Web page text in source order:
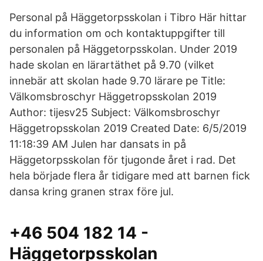
Personal på Häggetorpsskolan i Tibro Här hittar
du information om och kontaktuppgifter till
personalen på Häggetorpsskolan. Under 2019
hade skolan en lärartäthet på 9.70 (vilket
innebär att skolan hade 9.70 lärare pe Title:
Välkomsbroschyr Häggetropsskolan 2019
Author: tijesv25 Subject: Välkomsbroschyr
Häggetropsskolan 2019 Created Date: 6/5/2019
11:18:39 AM Julen har dansats in på
Häggetorpsskolan för tjugonde året i rad. Det
hela började flera år tidigare med att barnen fick
dansa kring granen strax före jul.
+46 504 182 14 -
Häggetorpsskolan